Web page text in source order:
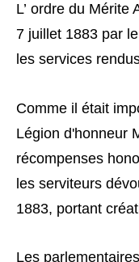
L’ ordre du Mérite
7 juillet 1883 par
les services
Comme il était
Légion d'honneur
récompenses
les serviteurs
1883, portant
Les